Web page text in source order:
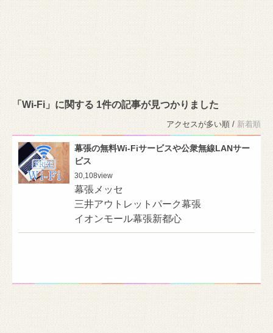
「Wi-Fi」に関する 1件の記事が見つかりました
アクセスが多い順 / 新着順
幕張の無料Wi-Fiサービスや公衆無線LANサー
ビス
30,108view
幕張メッセ
三井アウトレットパーク幕張
イオンモール幕張新都心